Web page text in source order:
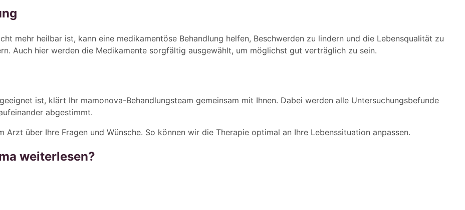
mehr heilbar ist, kann eine medikamentöse Behandlung helfen, Beschwerden zu lindern und die Lebensqualität zu
Auch hier werden die Medikamente sorgfältig ausgewählt, um möglichst gut verträglich zu sein.
ist, klärt Ihr mamonova-Behandlungsteam gemeinsam mit Ihnen. Dabei werden alle Untersuchungsbefunde
abgestimmt.
Arzt über Ihre Fragen und Wünsche. So können wir die Therapie optimal an Ihre Lebenssituation anpassen.
weiterlesen?